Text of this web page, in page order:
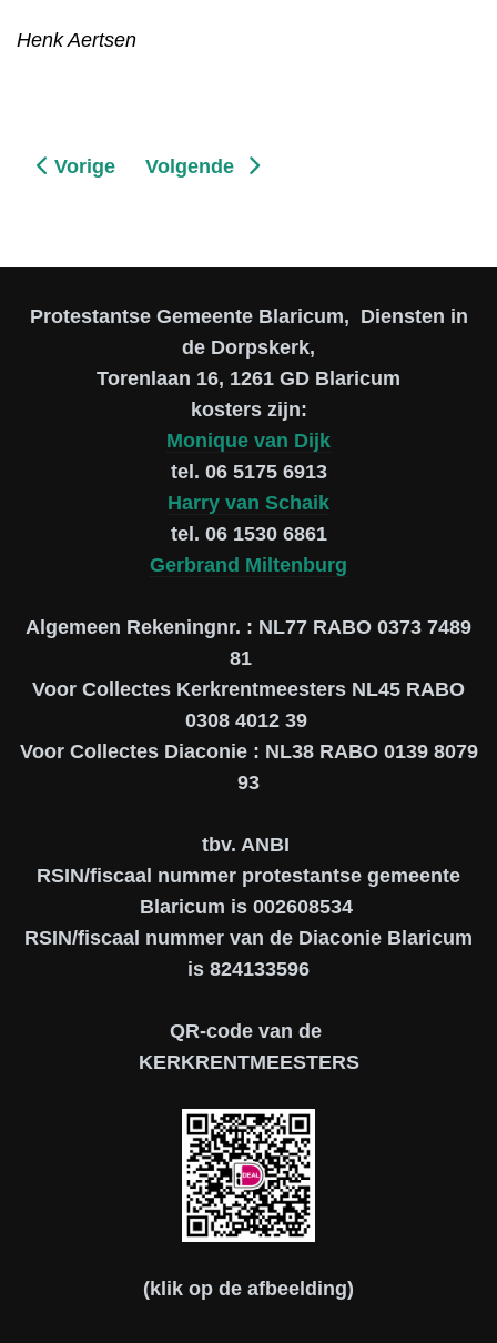
Henk Aertsen
Vorig artikel: De nieuwe koster (2)
Vorige Volgende artikel: Gedachtenisplek
Volgende
Protestantse Gemeente Blaricum, Diensten in
de Dorpskerk,
Torenlaan 16, 1261 GD Blaricum
kosters zijn:
Monique van Dijk
tel. 06 5175 6913
Harry van Schaik
tel. 06 1530 6861
Gerbrand Miltenburg
Algemeen Rekeningnr. : NL77 RABO 0373 7489
81
Voor Collectes Kerkrentmeesters NL45 RABO
0308 4012 39
Voor Collectes Diaconie : NL38 RABO 0139 8079
93
tbv. ANBI
RSIN/fiscaal nummer protestantse gemeente
Blaricum is 002608534
RSIN/fiscaal nummer van de Diaconie Blaricum
is 824133596
QR-code van de
KERKRENTMEESTERS
(klik op de afbeelding)